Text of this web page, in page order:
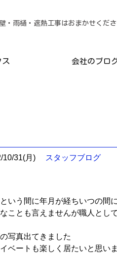
・外壁・雨樋・遮熱
ス 会社のブロ
10/31(月) スタッフブログ
いう間に年月が経ちいつの間
ことも言えませんが職人と
写真出てきました
ベートも楽しく居たいと思いま